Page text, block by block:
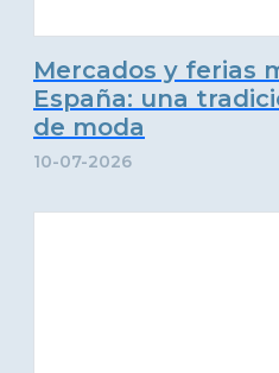
Mercados y ferias
España: una
de moda
10-07-2026